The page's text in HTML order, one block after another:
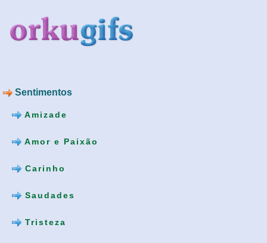
Sentimentos
Amizade
Amor e Paixão
Carinho
Saudades
Tristeza